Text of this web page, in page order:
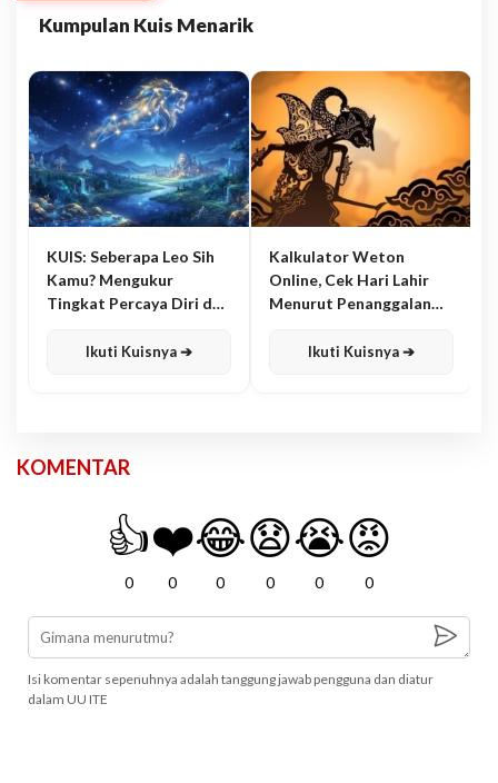
Kumpulan Kuis Menarik
KUIS: Seberapa Leo Sih
Kamu? Mengukur
Tingkat Percaya Diri dan
Ikuti Kuisnya ➔
Kalkulator Weton
Online, Cek Hari Lahir
Menurut Penanggalan
Ikuti Kuisnya ➔
KOMENTAR
👍
0
❤️
0
😂
0
😧
0
😭
0
😡
0
Isi komentar sepenuhnya adalah tanggung jawab pengguna dan diatur
dalam UU ITE